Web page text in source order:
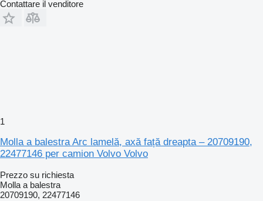
Contattare il venditore
1
Molla a balestra Arc lamelă, axă față dreapta – 20709190,
22477146 per camion Volvo Volvo
Prezzo su richiesta
Molla a balestra
20709190, 22477146